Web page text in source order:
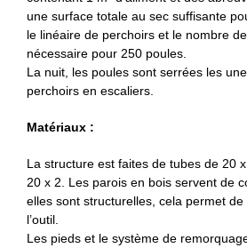
une surface totale au sec suffisante
le linéaire de perchoirs et le nombre
nécessaire pour 250 poules.
La nuit, les poules sont serrées les
perchoirs en escaliers.
Matériaux :
La structure est faites de tubes de 20
20 x 2. Les parois en bois servent de
elles sont structurelles, cela permet
l’outil.
Les pieds et le système de